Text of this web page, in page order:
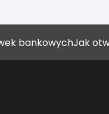
Jak otworzyć